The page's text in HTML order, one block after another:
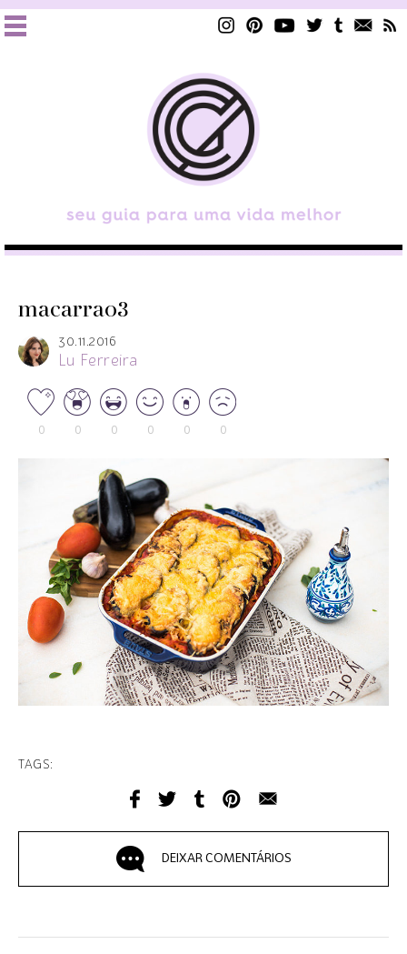
macarrao3
30.11.2016
Lu Ferreira
0 0 0 0 0 0
TAGS:
DEIXAR COMENTÁRIOS